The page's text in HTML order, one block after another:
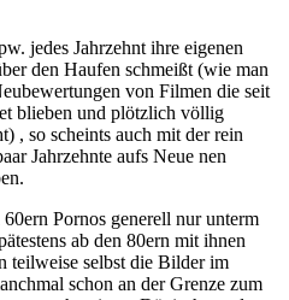
jedes Jahrzehnt ihre eigenen
den Haufen schmeißt (wie man
von Filmen die seit
blieben und plötzlich völlig
, so scheints auch mit der rein
Jahrzehnte aufs Neue nen
Pornos generell nur unterm
ab den 80ern mit ihnen
teilweise selbst die Bilder im
schon an der Grenze zum